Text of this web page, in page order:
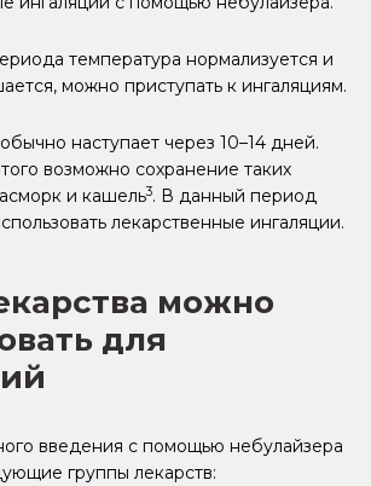
температура нормализуется и
можно приступать к ингаляциям.
наступает через 10–14 дней.
возможно сохранение таких
и кашель3. В данный период
лекарственные ингаляции.
можно
для
введения с помощью небулайзера
группы лекарств: